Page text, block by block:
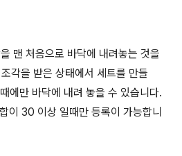
맨 처음으로 바닥에 내려놓는 것을
각을 받은 상태에서 세트를 만들
에만 바닥에 내려 놓을 수 있습니다.
이 30 이상 일때만 등록이 가능합니